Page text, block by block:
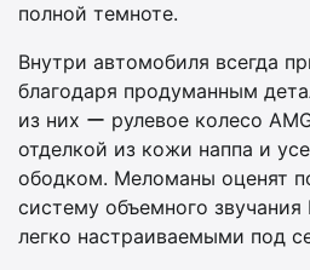
полной темноте.
Внутри автомобиля всегда
благодаря продуманным
из них ー рулевое колесо
отделкой из кожи наппа и
ободком. Меломаны оценят
систему объемного
легко настраиваемыми под